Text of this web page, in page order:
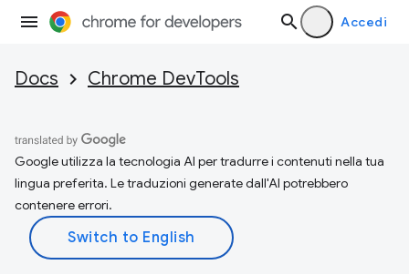
Accedi
Docs Chrome DevTools
Google utilizza la tecnologia AI per tradurre i contenuti nella tua
lingua preferita. Le traduzioni generate dall'AI potrebbero
contenere errori.